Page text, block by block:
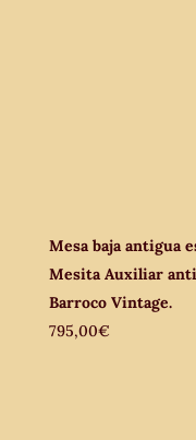
Mesa baja antigua
Mesita Auxiliar
Barroco Vintage.
795,00€